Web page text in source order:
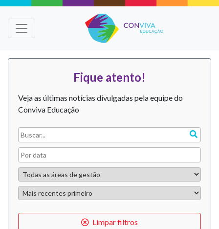
Fique atento!
Veja as últimas notícias divulgadas pela equipe do
Conviva Educação
Limpar filtros